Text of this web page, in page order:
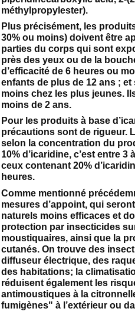
méthylpropylester).
Plus précisément, les
30% ou moins) doivent être
parties du corps qui sont
près des yeux ou de la
d’efficacité de 6 heures ou
enfants de plus de 12 ans ;
moins chez les plus jeunes.
moins de 2 ans.
Pour les produits à base
précautions sont de rigueur.
selon la concentration du
10% d’icaridine, c’est entre
ceux contenant 20%
heures.
Comme mentionné
mesures d’appoint, qui
naturels moins efficaces et
protection par insecticides
moustiquaires, ainsi que la
cutanés. On trouve des
diffuseur électrique, des
des habitations; la
réduisent également les
antimoustiques à la
fumigènes" à l’extérieur ou